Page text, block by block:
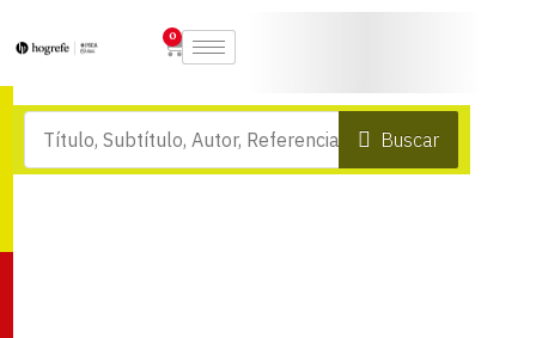
0
Buscar